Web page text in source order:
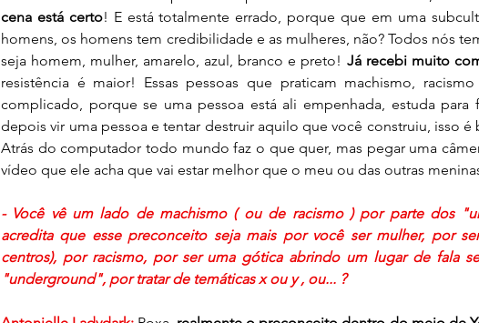
cena está certo! E está totalmente errado, porque que em uma
homens, os homens tem credibilidade e as mulheres, não? Todos nós
seja homem, mulher, amarelo, azul, branco e preto! Já recebi muito
resistência é maior! Essas pessoas que praticam machismo,
complicado, porque se uma pessoa está ali empenhada, estuda para
depois vir uma pessoa e tentar destruir aquilo que você construiu, isso é
Atrás do computador todo mundo faz o que quer, mas pegar uma
vídeo que ele acha que vai estar melhor que o meu ou das outras
- Você vê um lado de machismo ( ou de racismo ) por parte dos
acredita que esse preconceito seja mais por você ser mulher, por
centros), por racismo, por ser uma gótica abrindo um lugar de fala
"underground", por tratar de temáticas x ou y , ou... ?